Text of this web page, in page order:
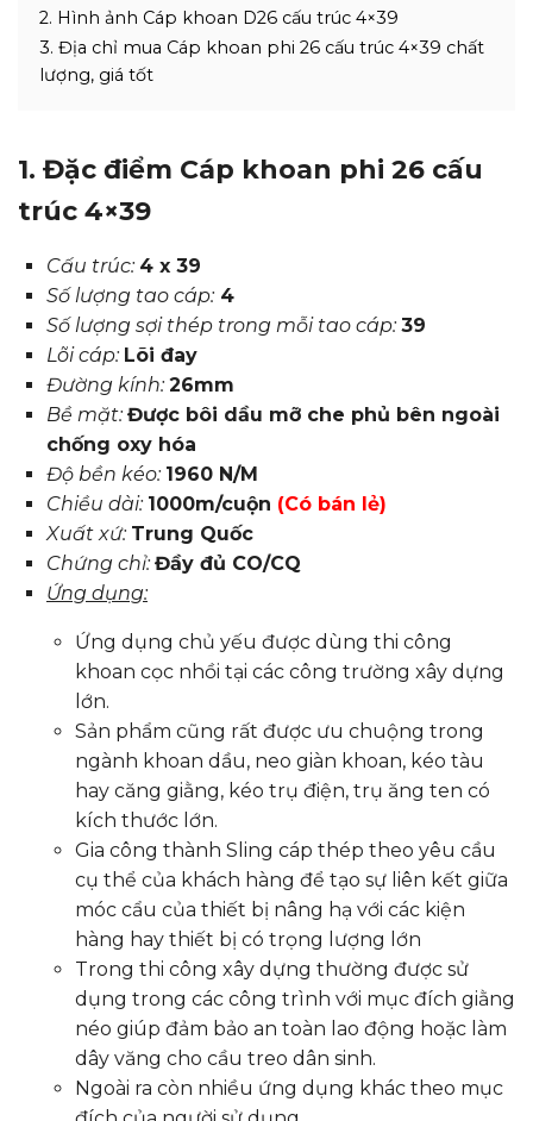
2. Hình ảnh Cáp khoan D26 cấu trúc 4×39
3. Địa chỉ mua Cáp khoan phi 26 cấu trúc 4×39 chất
lượng, giá tốt
1. Đặc điểm Cáp khoan phi 26 cấu
trúc 4×39
Cấu trúc: 4 x 39
Số lượng tao cáp: 4
Số lượng sợi thép trong mỗi tao cáp: 39
Lõi cáp: Lõi đay
Đường kính: 26mm
Bề mặt: Được bôi dầu mỡ che phủ bên ngoài
chống oxy hóa
Độ bền kéo: 1960 N/M
Chiều dài: 1000m/cuộn (Có bán lẻ)
Xuất xứ: Trung Quốc
Chứng chỉ: Đầy đủ CO/CQ
Ứng dụng:
Ứng dụng chủ yếu được dùng thi công
khoan cọc nhồi tại các công trường xây dựng
lớn.
Sản phẩm cũng rất được ưu chuộng trong
ngành khoan dầu, neo giàn khoan, kéo tàu
hay căng giằng, kéo trụ điện, trụ ăng ten có
kích thước lớn.
Gia công thành Sling cáp thép theo yêu cầu
cụ thể của khách hàng để tạo sự liên kết giữa
móc cẩu của thiết bị nâng hạ với các kiện
hàng hay thiết bị có trọng lượng lớn
Trong thi công xây dựng thường được sử
dụng trong các công trình với mục đích giằng
néo giúp đảm bảo an toàn lao động hoặc làm
dây văng cho cầu treo dân sinh.
Ngoài ra còn nhiều ứng dụng khác theo mục